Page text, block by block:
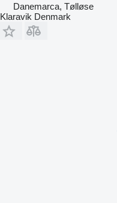
Danemarca, Tølløse
Klaravik Denmark